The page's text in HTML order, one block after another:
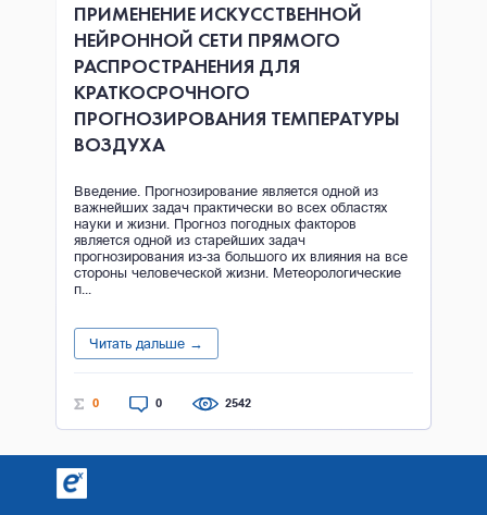
ПРИМЕНЕНИЕ ИСКУССТВЕННОЙ
НЕЙРОННОЙ СЕТИ ПРЯМОГО
РАСПРОСТРАНЕНИЯ ДЛЯ
КРАТКОСРОЧНОГО
ПРОГНОЗИРОВАНИЯ ТЕМПЕРАТУРЫ
ВОЗДУХА
Введение. Прогнозирование является одной из
важнейших задач практически во всех областях
науки и жизни. Прогноз погодных факторов
является одной из старейших задач
прогнозирования из-за большого их влияния на все
стороны человеческой жизни. Метеорологические
п...
Читать дальше →
0 0 2542